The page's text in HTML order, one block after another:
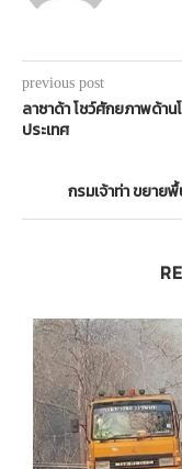
previous post
ลาซาด้า โชว์ศักยภาพด้
ประเทศ
กรมเจ้าท่า ขยา